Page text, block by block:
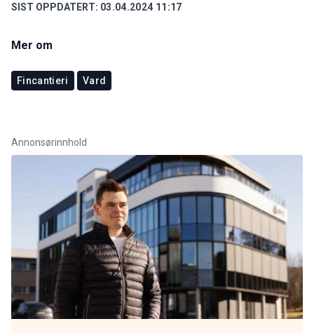
SIST OPPDATERT: 03.04.2024 11:17
Mer om
Fincantieri Vard
Annonsørinnhold